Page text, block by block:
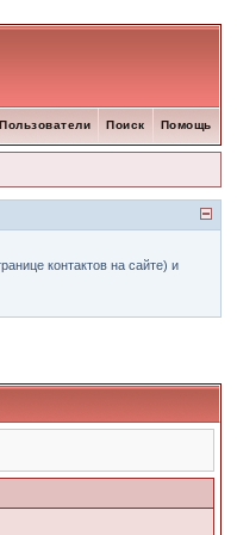
Помощь
Поиск
Пользователи
контактов на сайте) и